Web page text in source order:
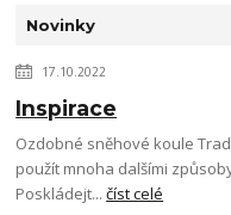
Novinky
17.10.2022
Inspirace
Ozdobné sněhové koule
použít mnoha dalšími
Poskládejt...číst celé